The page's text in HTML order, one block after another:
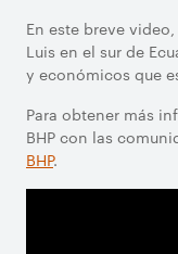
En este breve
Luis en el sur de
y económicos que
Para obtener más
BHP con las
BHP.